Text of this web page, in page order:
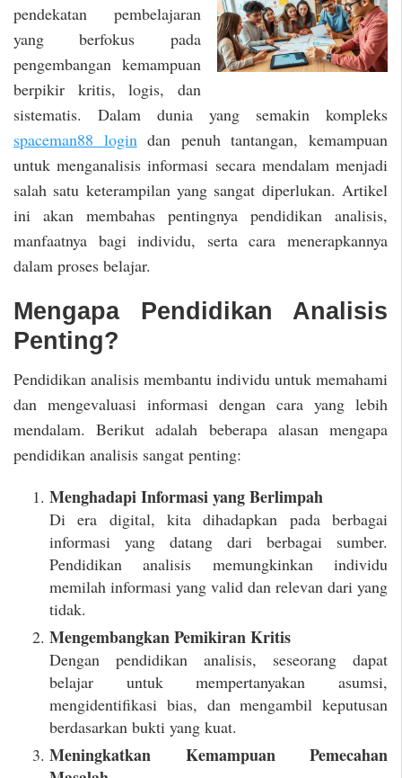
pendekatan pembelajaran
yang berfokus pada
pengembangan kemampuan
berpikir kritis, logis, dan
sistematis. Dalam dunia yang semakin kompleks
spaceman88 logindan penuh tantangan, kemampuan
untuk menganalisis informasi secara mendalam menjadi
salah satu keterampilan yang sangat diperlukan. Artikel
ini akan membahas pentingnya pendidikan analisis,
manfaatnya bagi individu, serta cara menerapkannya
dalam proses belajar.
Mengapa Pendidikan Analisis
Penting?
Pendidikan analisis membantu individu untuk memahami
dan mengevaluasi informasi dengan cara yang lebih
mendalam. Berikut adalah beberapa alasan mengapa
pendidikan analisis sangat penting:
Menghadapi Informasi yang Berlimpah
Di era digital, kita dihadapkan pada berbagai
informasi yang datang dari berbagai sumber.
Pendidikan analisis memungkinkan individu
memilah informasi yang valid dan relevan dari yang
tidak.
Mengembangkan Pemikiran Kritis
Dengan pendidikan analisis, seseorang dapat
belajar untuk mempertanyakan asumsi,
mengidentifikasi bias, dan mengambil keputusan
berdasarkan bukti yang kuat.
Meningkatkan Kemampuan Pemecahan